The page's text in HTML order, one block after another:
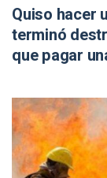
Quiso hacer
terminó
que pagar